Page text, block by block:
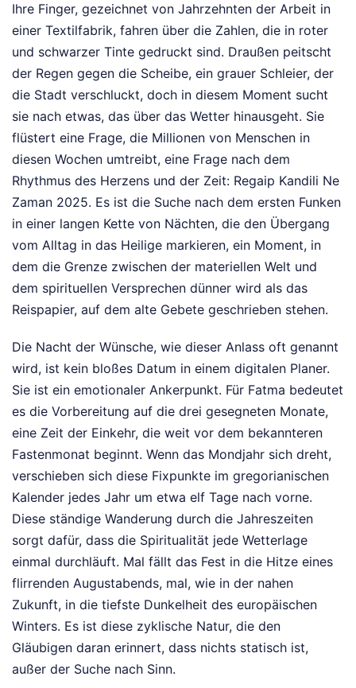
Ihre Finger, gezeichnet von Jahrzehnten der Arbeit in
einer Textilfabrik, fahren über die Zahlen, die in roter
und schwarzer Tinte gedruckt sind. Draußen peitscht
der Regen gegen die Scheibe, ein grauer Schleier, der
die Stadt verschluckt, doch in diesem Moment sucht
sie nach etwas, das über das Wetter hinausgeht. Sie
flüstert eine Frage, die Millionen von Menschen in
diesen Wochen umtreibt, eine Frage nach dem
Rhythmus des Herzens und der Zeit: Regaip Kandili Ne
Zaman 2025. Es ist die Suche nach dem ersten Funken
in einer langen Kette von Nächten, die den Übergang
vom Alltag in das Heilige markieren, ein Moment, in
dem die Grenze zwischen der materiellen Welt und
dem spirituellen Versprechen dünner wird als das
Reispapier, auf dem alte Gebete geschrieben stehen.
Die Nacht der Wünsche, wie dieser Anlass oft genannt
wird, ist kein bloßes Datum in einem digitalen Planer.
Sie ist ein emotionaler Ankerpunkt. Für Fatma bedeutet
es die Vorbereitung auf die drei gesegneten Monate,
eine Zeit der Einkehr, die weit vor dem bekannteren
Fastenmonat beginnt. Wenn das Mondjahr sich dreht,
verschieben sich diese Fixpunkte im gregorianischen
Kalender jedes Jahr um etwa elf Tage nach vorne.
Diese ständige Wanderung durch die Jahreszeiten
sorgt dafür, dass die Spiritualität jede Wetterlage
einmal durchläuft. Mal fällt das Fest in die Hitze eines
flirrenden Augustabends, mal, wie in der nahen
Zukunft, in die tiefste Dunkelheit des europäischen
Winters. Es ist diese zyklische Natur, die den
Gläubigen daran erinnert, dass nichts statisch ist,
außer der Suche nach Sinn.